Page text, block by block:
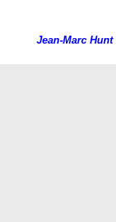
Jean-Marc Hunt